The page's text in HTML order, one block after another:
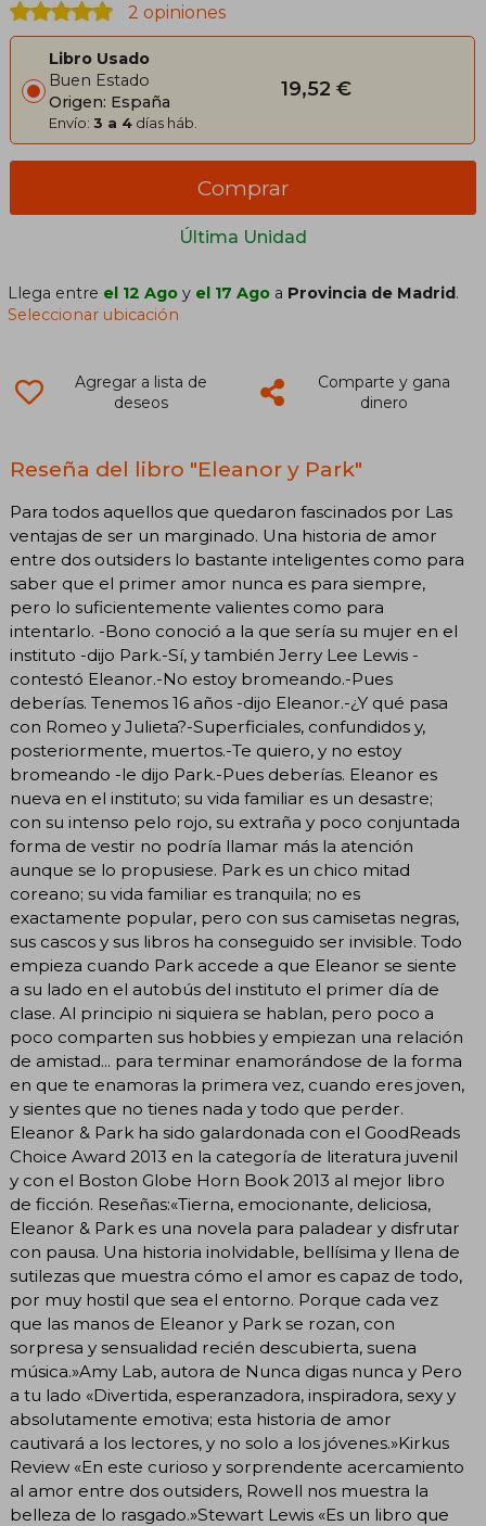
2 opiniones
Libro Usado
Buen Estado
Origen: España
Envío: 3 a 4 días háb.
19,52 €
Última Unidad
Comprar
Llega entre el 12 Ago y el 17 Ago a Provincia de Madrid.
Seleccionar ubicación
Agregar a lista de
deseos
Comparte y gana
dinero
Reseña del libro "Eleanor y Park"
Para todos aquellos que quedaron fascinados por Las
ventajas de ser un marginado. Una historia de amor
entre dos outsiders lo bastante inteligentes como para
saber que el primer amor nunca es para siempre,
pero lo suficientemente valientes como para
intentarlo. -Bono conoció a la que sería su mujer en el
instituto -dijo Park.-Sí, y también Jerry Lee Lewis -
contestó Eleanor.-No estoy bromeando.-Pues
deberías. Tenemos 16 años -dijo Eleanor.-¿Y qué pasa
con Romeo y Julieta?-Superficiales, confundidos y,
posteriormente, muertos.-Te quiero, y no estoy
bromeando -le dijo Park.-Pues deberías. Eleanor es
nueva en el instituto; su vida familiar es un desastre;
con su intenso pelo rojo, su extraña y poco conjuntada
forma de vestir no podría llamar más la atención
aunque se lo propusiese. Park es un chico mitad
coreano; su vida familiar es tranquila; no es
exactamente popular, pero con sus camisetas negras,
sus cascos y sus libros ha conseguido ser invisible. Todo
empieza cuando Park accede a que Eleanor se siente
a su lado en el autobús del instituto el primer día de
clase. Al principio ni siquiera se hablan, pero poco a
poco comparten sus hobbies y empiezan una relación
de amistad... para terminar enamorándose de la forma
en que te enamoras la primera vez, cuando eres joven,
y sientes que no tienes nada y todo que perder.
Eleanor & Park ha sido galardonada con el GoodReads
Choice Award 2013 en la categoría de literatura juvenil
y con el Boston Globe Horn Book 2013 al mejor libro
de ficción. Reseñas:«Tierna, emocionante, deliciosa,
Eleanor & Park es una novela para paladear y disfrutar
con pausa. Una historia inolvidable, bellísima y llena de
sutilezas que muestra cómo el amor es capaz de todo,
por muy hostil que sea el entorno. Porque cada vez
que las manos de Eleanor y Park se rozan, con
sorpresa y sensualidad recién descubierta, suena
música.»Amy Lab, autora de Nunca digas nunca y Pero
a tu lado «Divertida, esperanzadora, inspiradora, sexy y
absolutamente emotiva; esta historia de amor
cautivará a los lectores, y no solo a los jóvenes.»Kirkus
Review «En este curioso y sorprendente acercamiento
al amor entre dos outsiders, Rowell nos muestra la
belleza de lo rasgado.»Stewart Lewis «Es un libro que